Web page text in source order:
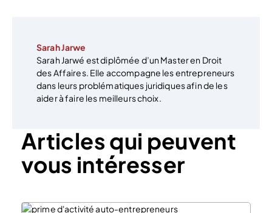
Sarah Jarwe
Sarah Jarwé est diplômée d’un Master en Droit
des Affaires. Elle accompagne les entrepreneurs
dans leurs problématiques juridiques afin de les
aider à faire les meilleurs choix.
Articles qui peuvent
vous intéresser